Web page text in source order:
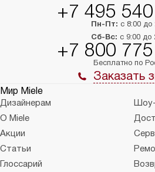
+7 495
Пн-Пт: с 8:00 до
Сб-Вс: с 9:00 до
+7 800
Бесплатно по
Заказать
Мир Miele
Дизайнерам
О Miele
Акции
Статьи
Глоссарий